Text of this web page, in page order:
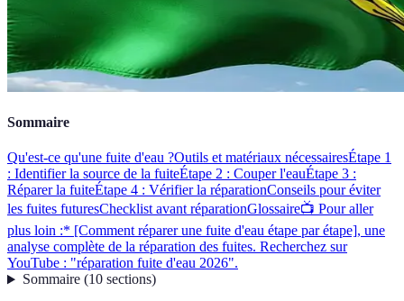
Sommaire
Qu'est-ce qu'une fuite d'eau ?Outils et matériaux nécessairesÉtape 1
: Identifier la source de la fuiteÉtape 2 : Couper l'eauÉtape 3 :
Réparer la fuiteÉtape 4 : Vérifier la réparationConseils pour éviter
les fuites futuresChecklist avant réparationGlossaire📺 Pour aller
plus loin :* [Comment réparer une fuite d'eau étape par étape], une
analyse complète de la réparation des fuites. Recherchez sur
YouTube : "réparation fuite d'eau 2026".
Sommaire(10 sections)